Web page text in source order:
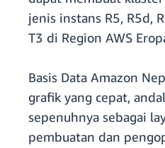
jenis instans R5, R5d,
T3 di Region AWS
Basis Data Amazon
grafik yang cepat,
sepenuhnya sebagai
pembuatan dan